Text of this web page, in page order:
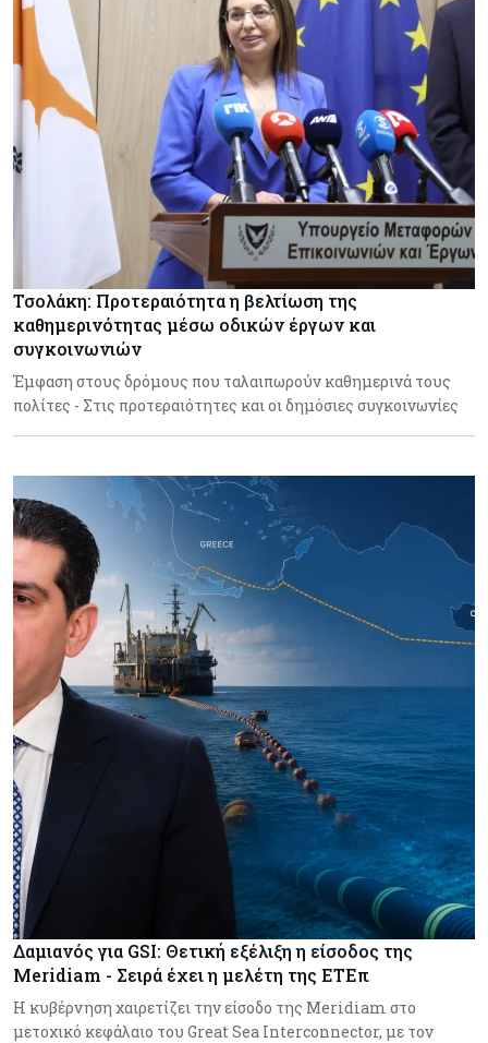
Τσολάκη: Προτεραιότητα η βελτίωση της
καθημερινότητας μέσω οδικών έργων και
συγκοινωνιών
Έμφαση στους δρόμους που ταλαιπωρούν καθημερινά τους
πολίτες - Στις προτεραιότητες και οι δημόσιες συγκοινωνίες
Δαμιανός για GSI: Θετική εξέλιξη η είσοδος της
Meridiam - Σειρά έχει η μελέτη της ΕΤΕπ
Η κυβέρνηση χαιρετίζει την είσοδο της Meridiam στο
μετοχικό κεφάλαιο του Great Sea Interconnector, με τον